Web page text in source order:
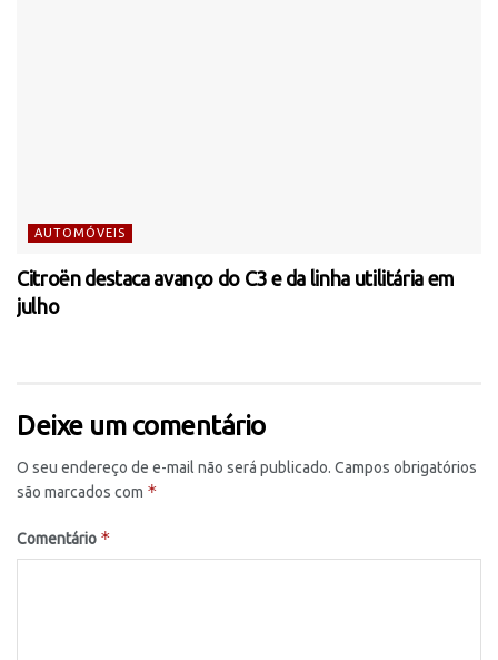
AUTOMÓVEIS
Citroën destaca avanço do C3 e da linha utilitária em
julho
Deixe um comentário
O seu endereço de e-mail não será publicado. Campos obrigatórios
são marcados com *
Comentário *